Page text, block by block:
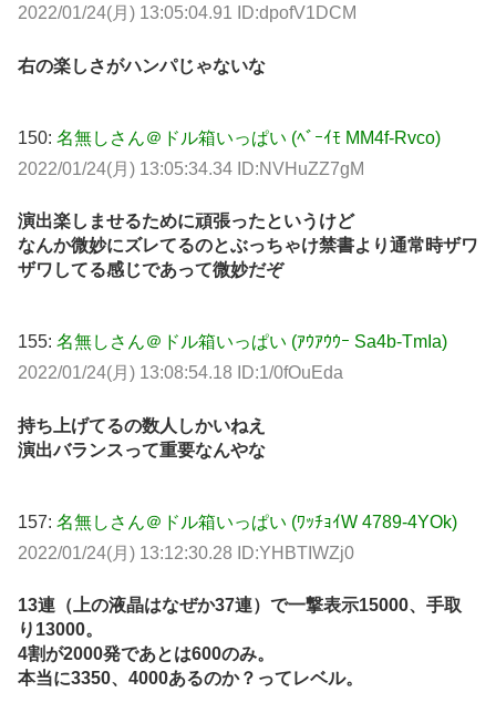
2022/01/24(月) 13:05:04.91 ID:dpofV1DCM
右の楽しさがハンパじゃないな
150: 名無しさん＠ドル箱いっぱい (ﾍﾞｰｲﾓ MM4f-Rvco)
2022/01/24(月) 13:05:34.34 ID:NVHuZZ7gM
演出楽しませるために頑張ったというけど
なんか微妙にズレてるのとぶっちゃけ禁書より通常時ザワ
ザワしてる感じであって微妙だぞ
155: 名無しさん＠ドル箱いっぱい (ｱｳｱｳｳｰ Sa4b-TmIa)
2022/01/24(月) 13:08:54.18 ID:1/0fOuEda
持ち上げてるの数人しかいねえ
演出バランスって重要なんやな
157: 名無しさん＠ドル箱いっぱい (ﾜｯﾁｮｲW 4789-4YOk)
2022/01/24(月) 13:12:30.28 ID:YHBTIWZj0
13連（上の液晶はなぜか37連）で一撃表示15000、手取
り13000。
4割が2000発であとは600のみ。
本当に3350、4000あるのか？ってレベル。